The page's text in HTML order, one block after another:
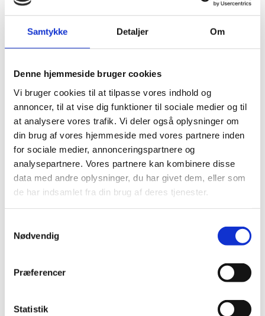
Samtykke Detaljer Om
Denne hjemmeside bruger cookies
Vi bruger cookies til at tilpasse vores indhold og
annoncer, til at vise dig funktioner til sociale medier og til
at analysere vores trafik. Vi deler også oplysninger om
din brug af vores hjemmeside med vores partnere inden
for sociale medier, annonceringspartnere og
analysepartnere. Vores partnere kan kombinere disse
data med andre oplysninger, du har givet dem, eller som
de har indsamlet fra din brug af deres tjenester.
Nødvendig
Præferencer
Statistik
DUMPERE
Bejco Minidumper
CU100HSS
Læs mere
DUMPERE
Bejco Minidumper
Elektrisk BDE200
Læs mere
Hinowa HS701
minidumper